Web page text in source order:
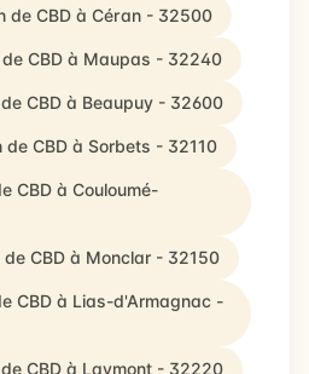
de CBD à Céran - 32500
CBD à Maupas - 32240
CBD à Beaupuy - 32600
CBD à Sorbets - 32110
CBD à Couloumé-
CBD à Monclar - 32150
CBD à Lias-d'Armagnac -
CBD à Laymont - 32220